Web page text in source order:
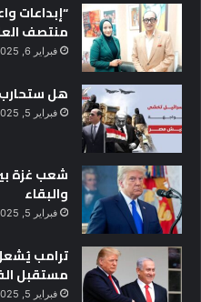
“إبداعات
منتصف
فبراير 6, 2025
هل ستحارب
فبراير 5, 2025
شعب غزة
والبقاء
فبراير 5, 2025
ترامب
مستقبل
فبراير 5, 2025